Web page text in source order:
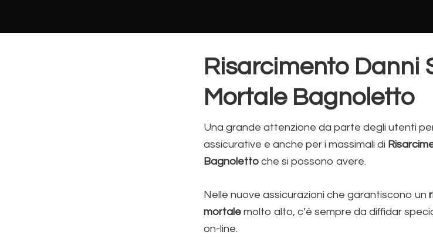
Risarcimento Danni
Mortale Bagnoletto
Una grande attenzione da parte degli utenti
assicurative e anche per i massimali di
Bagnoletto che si possono avere.
Nelle nuove assicurazioni che garantiscono un
mortale molto alto, c’è sempre da diffidar
on-line.